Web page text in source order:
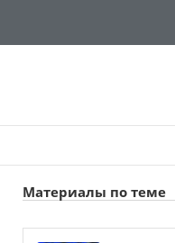
Материалы по теме